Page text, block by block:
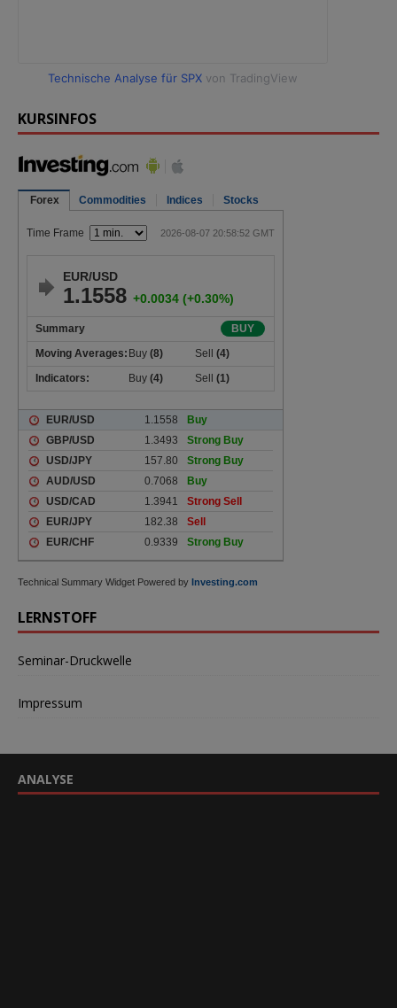
Technische Analyse für SPX von TradingView
KURSINFOS
Technical Summary Widget Powered by Investing.com
LERNSTOFF
Seminar-Druckwelle
Impressum
ANALYSE